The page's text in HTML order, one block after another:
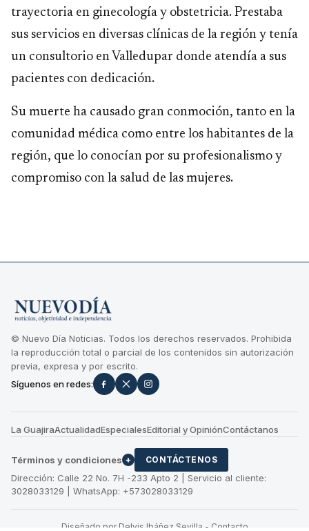
trayectoria en ginecología y obstetricia. Prestaba
sus servicios en diversas clínicas de la región y tenía
un consultorio en Valledupar donde atendía a sus
pacientes con dedicación.
Su muerte ha causado gran conmoción, tanto en la
comunidad médica como entre los habitantes de la
región, que lo conocían por su profesionalismo y
compromiso con la salud de las mujeres.
© Nuevo Día Noticias. Todos los derechos reservados. Prohibida
la reproducción total o parcial de los contenidos sin autorización
previa, expresa y por escrito.
Síguenos en redes:
La GuajiraActualidadEspecialesEditorial y OpiniónContáctanos
Términos y condiciones + CONTÁCTENOS
Dirección: Calle 22 No. 7H -233 Apto 2 | Servicio al cliente:
3028033129 | WhatsApp: +573028033129
Diseñado por Delvis Ibáñez Sevilla - Contacto